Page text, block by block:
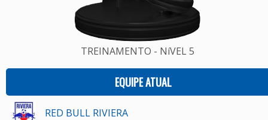
TREINAMENTO - NíVEL 5
EQUIPE ATUAL
RED BULL RIVIERA